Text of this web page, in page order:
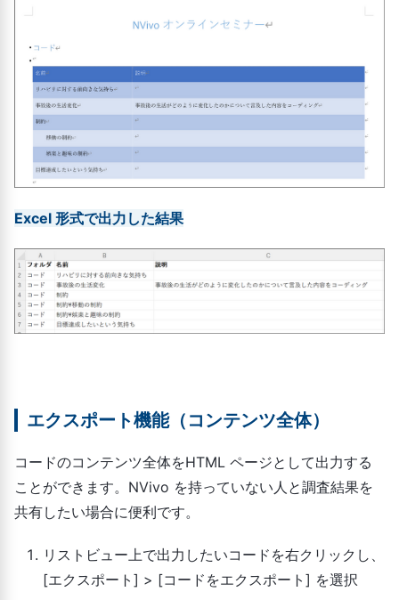
Excel 形式で出力した結果
エクスポート機能（コンテンツ全体）
コードのコンテンツ全体をHTML ページとして出力する
ことができます。NVivo を持っていない人と調査結果を
共有したい場合に便利です。
リストビュー上で出力したいコードを右クリックし、
[エクスポート] > [コードをエクスポート] を選択